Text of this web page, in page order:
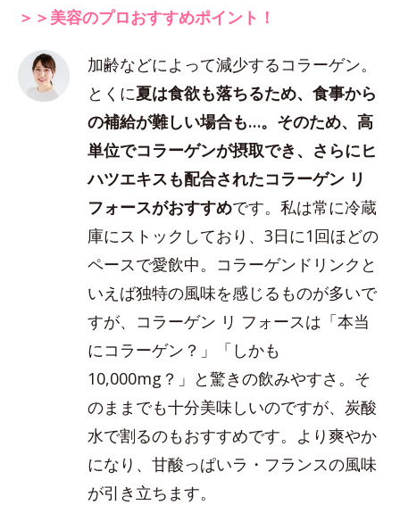
＞＞美容のプロおすすめポイント！
加齢などによって減少するコラーゲン。
とくに夏は食欲も落ちるため、食事から
の補給が難しい場合も…。そのため、高
単位でコラーゲンが摂取でき、さらにヒ
ハツエキスも配合されたコラーゲン リ
フォースがおすすめです。私は常に冷蔵
庫にストックしており、3日に1回ほどの
ペースで愛飲中。コラーゲンドリンクと
いえば独特の風味を感じるものが多いで
すが、コラーゲン リ フォースは「本当
にコラーゲン？」「しかも
10,000mg？」と驚きの飲みやすさ。そ
のままでも十分美味しいのですが、炭酸
水で割るのもおすすめです。より爽やか
になり、甘酸っぱいラ・フランスの風味
が引き立ちます。